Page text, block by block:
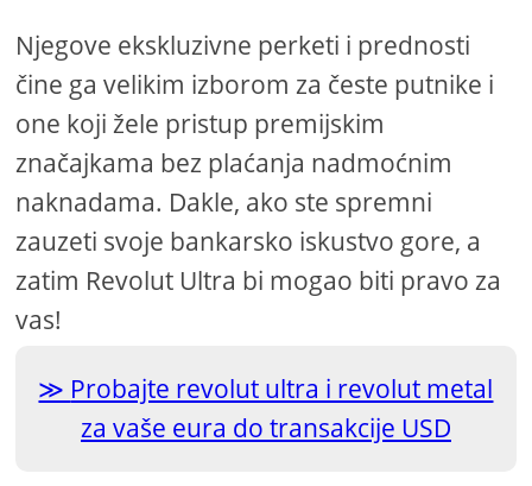
Njegove ekskluzivne perketi i prednosti
čine ga velikim izborom za česte putnike i
one koji žele pristup premijskim
značajkama bez plaćanja nadmoćnim
naknadama. Dakle, ako ste spremni
zauzeti svoje bankarsko iskustvo gore, a
zatim Revolut Ultra bi mogao biti pravo za
vas!
Probajte revolut ultra i revolut metal
za vaše eura do transakcije USD